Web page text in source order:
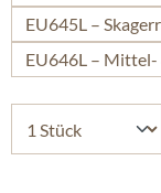
EU645L –
EU646L –